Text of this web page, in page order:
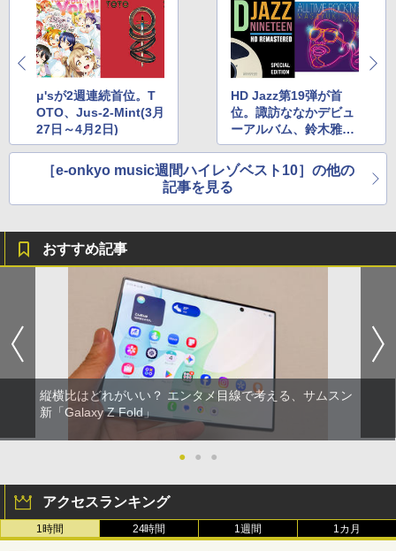
μ'sが2週連続首位。T
OTO、Jus-2-Mint(3月
27日～4月2日)
HD Jazz第19弾が首
位。諏訪ななかデビュ
ーアルバム、鈴木雅之
(4月10日～4月16日)
［e-onkyo music週間ハイレゾベスト10］の他の
記事を見る
おすすめ記事
縦横比はどれがいい？ エンタメ目線で考える、サムスン
新「Galaxy Z Fold」
● ● ●
アクセスランキング
1時間 24時間 1週間 1カ月